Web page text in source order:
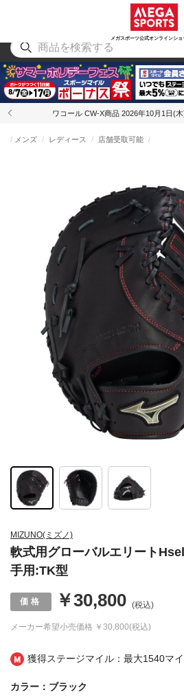
メガスポーツ公式オンラインショ
アウトドア
ワコール CW-X商品 2026年10月1日(
獲得ステージマイル：最大1540マ
MIZUNO(ミズノ)
軟式用グローバルエリート
手用:TK型
メンズ レディース 店舗受取可能
メーカー希望小売価格 ￥30,800(税込)
￥30,800 (税込)
カラー：ブラック